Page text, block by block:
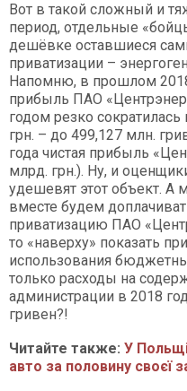
Вот в такой сложный и
период, отдельные
дешёвке оставшиеся
приватизации –
Напомню, в прошлом
прибыль ПАО
годом резко
грн. – до 499,127 млн.
года чистая прибыль
млрд. грн.). Ну, и
удешевят этот объект. А
вместе будем
приватизацию ПАО
то «наверху» показать
использования
только расходы на
администрации в 2018
гривен?!
Читайте также: У
авто за половину своєї